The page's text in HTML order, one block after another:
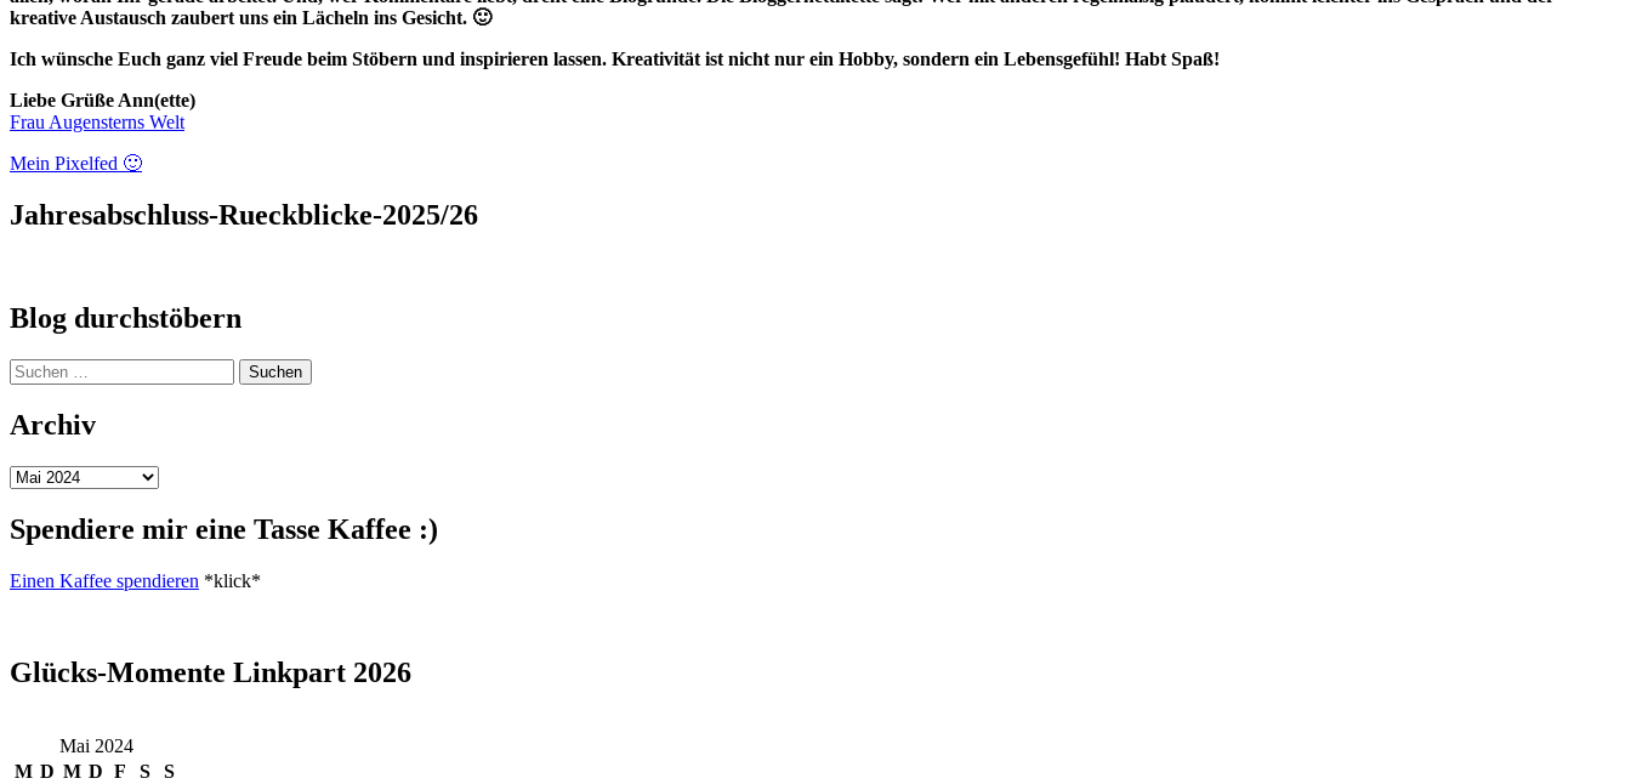
kreative Austausch zaubert uns ein Lächeln ins Gesicht. 🙂
Ich wünsche Euch ganz viel Freude beim Stöbern und inspirieren lassen. Kreativität ist nicht nur ein Hobby, sondern ein Lebensgefühl! Habt Spaß!
Liebe Grüße Ann(ette)
Frau Augensterns Welt
Mein Pixelfed 🙂
Jahresabschluss-Rueckblicke-2025/26
Blog durchstöbern
Suchen
nach:
Archiv
Archiv
Spendiere mir eine Tasse Kaffee :)
Einen Kaffee spendieren *klick*
Glücks-Momente Linkpart 2026
Mai 2024
M D M D F S
S